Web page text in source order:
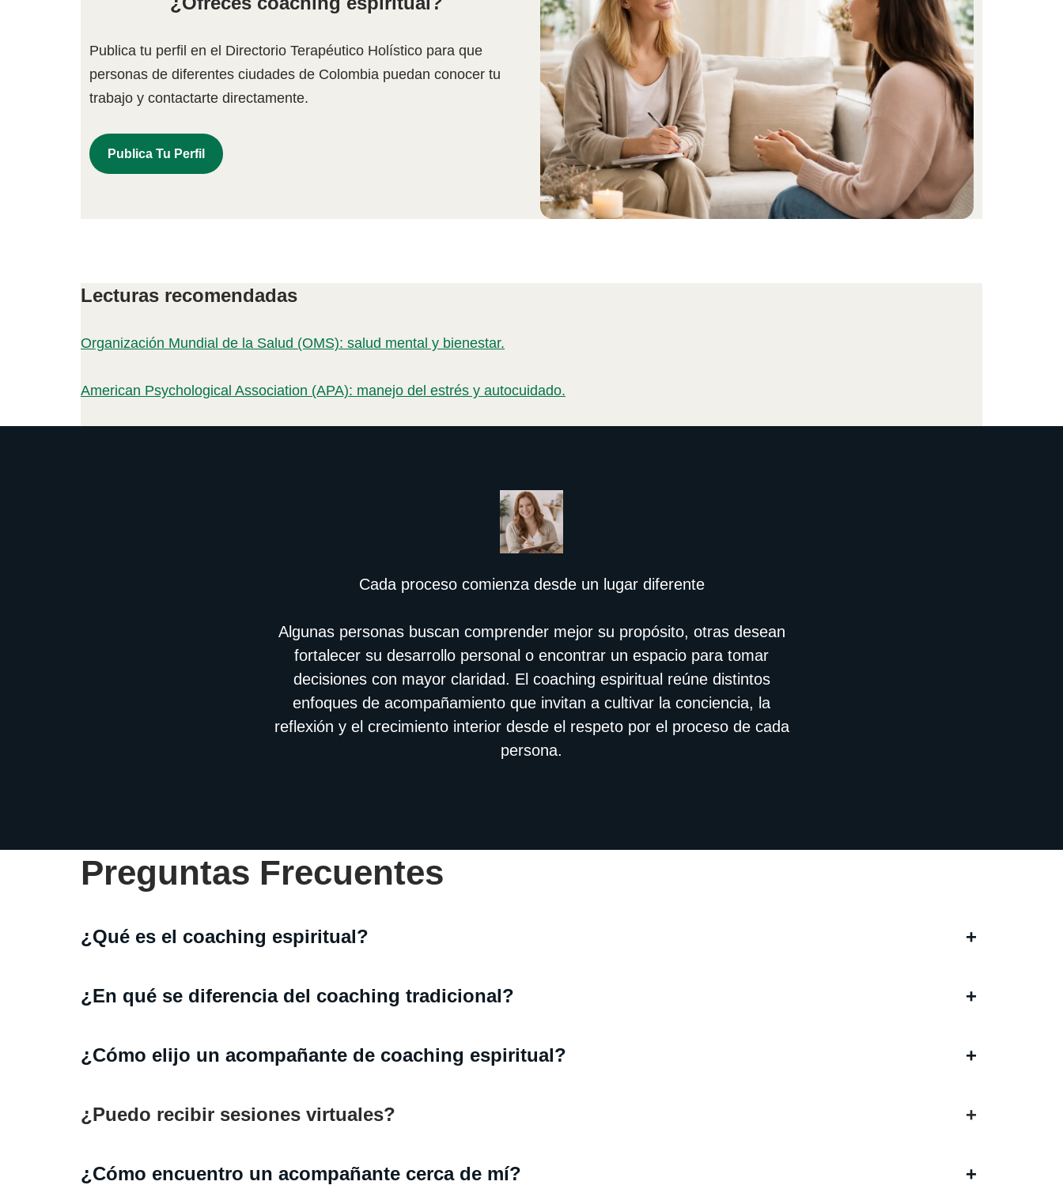
Publica tu perfil en el Directorio Terapéutico Holístico para que
personas de diferentes ciudades de Colombia puedan conocer tu
trabajo y contactarte directamente.
Publica Tu Perfil
Lecturas recomendadas
Organización Mundial de la Salud (OMS): salud mental y bienestar.
American Psychological Association (APA): manejo del estrés y autocuidado.
Cada proceso comienza desde un lugar diferente
Algunas personas buscan comprender mejor su propósito, otras desean
fortalecer su desarrollo personal o encontrar un espacio para tomar
decisiones con mayor claridad. El coaching espiritual reúne distintos
enfoques de acompañamiento que invitan a cultivar la conciencia, la
reflexión y el crecimiento interior desde el respeto por el proceso de cada
persona.
Preguntas Frecuentes
¿Qué es el coaching espiritual? +
¿En qué se diferencia del coaching tradicional? +
¿Cómo elijo un acompañante de coaching espiritual? +
¿Puedo recibir sesiones virtuales? +
¿Cómo encuentro un acompañante cerca de mí? +